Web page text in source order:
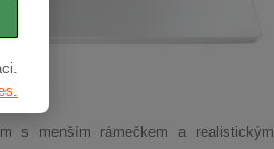
s menším rámečkem a realistickým